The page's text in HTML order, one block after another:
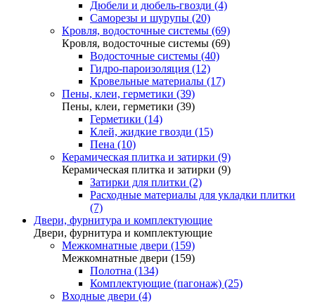
Дюбели и дюбель-гвозди (4)
Саморезы и шурупы (20)
Кровля, водосточные системы (69)
Кровля, водосточные системы (69)
Водосточные системы (40)
Гидро-пароизоляция (12)
Кровельные материалы (17)
Пены, клеи, герметики (39)
Пены, клеи, герметики (39)
Герметики (14)
Клей, жидкие гвозди (15)
Пена (10)
Керамическая плитка и затирки (9)
Керамическая плитка и затирки (9)
Затирки для плитки (2)
Расходные материалы для укладки плитки
(7)
Двери, фурнитура и комплектующие
Двери, фурнитура и комплектующие
Межкомнатные двери (159)
Межкомнатные двери (159)
Полотна (134)
Комплектующие (пагонаж) (25)
Входные двери (4)